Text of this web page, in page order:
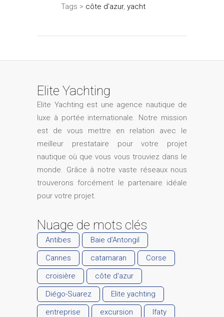
Tags > côte d'azur, yacht
Elite Yachting
Elite Yachting est une agence nautique de
luxe à portée internationale. Notre mission
est de vous mettre en relation avec le
meilleur prestataire pour votre projet
nautique où que vous vous trouviez dans le
monde. Grâce à notre vaste réseaux nous
trouverons forcément le partenaire idéale
pour votre projet.
Nuage de mots clés
Antibes
Baie d’Antongil
Cannes
catamaran
Corse
croisière
côte d'azur
Diégo-Suarez
Elite yachting
entreprise
excursion
Ifaty